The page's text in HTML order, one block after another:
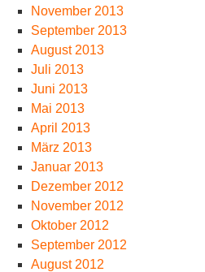
November 2013
September 2013
August 2013
Juli 2013
Juni 2013
Mai 2013
April 2013
März 2013
Januar 2013
Dezember 2012
November 2012
Oktober 2012
September 2012
August 2012